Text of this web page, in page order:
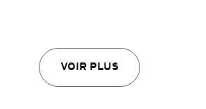
VOIR PLUS